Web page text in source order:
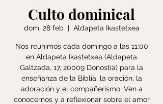
Culto dominical
dom, 28 feb
  |
Aldapeta Ikastetxea
Nos reunimos cada domingo a las 11:00
en Aldapeta Ikastetxea (Aldapeta
Galtzada, 17, 20009 Donostia) para la
enseñanza de la Biblia, la oración, la
adoración y el compañerismo. Ven a
conocernos y a reflexionar sobre el amor